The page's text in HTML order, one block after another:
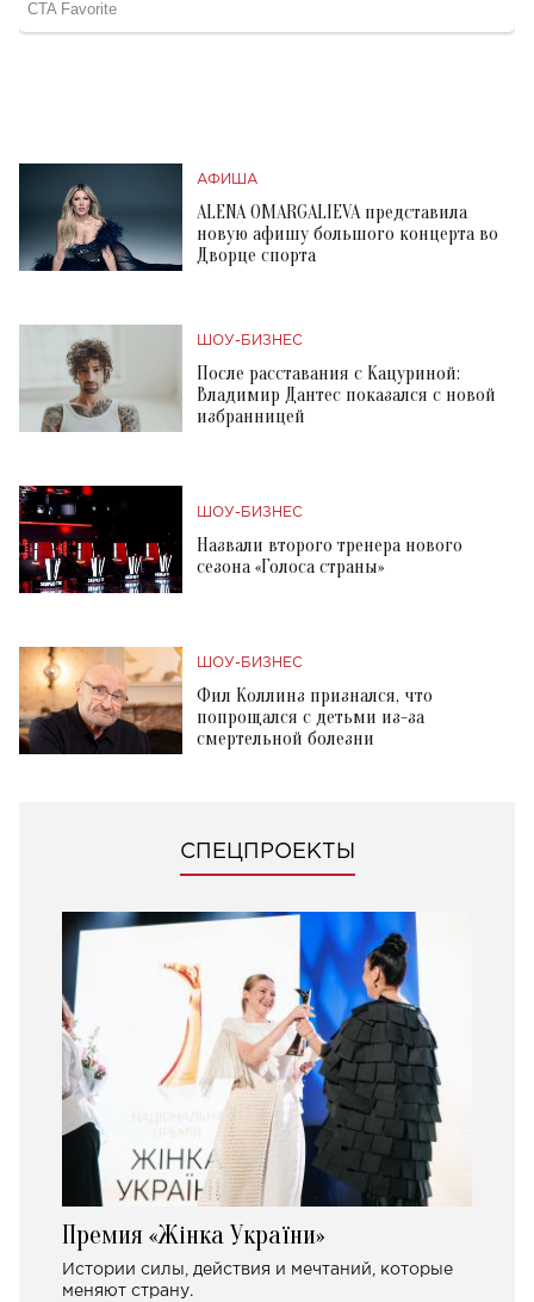
АФИША
ALENA OMARGALIEVA представила
новую афишу большого концерта во
Дворце спорта
ШОУ-БИЗНЕС
После расставания с Кацуриной:
Владимир Дантес показался с новой
избранницей
ШОУ-БИЗНЕС
Назвали второго тренера нового
сезона «Голоса страны»
ШОУ-БИЗНЕС
Фил Коллинз признался, что
попрощался с детьми из-за
смертельной болезни
СПЕЦПРОЕКТЫ
Премия «Жінка України»
Истории силы, действия и мечтаний, которые
меняют страну.